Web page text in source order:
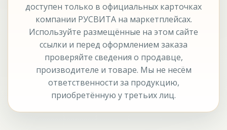
доступен только в официальных карточках
компании РУСВИТА на маркетплейсах.
Используйте размещённые на этом сайте
ссылки и перед оформлением заказа
проверяйте сведения о продавце,
производителе и товаре. Мы не несём
ответственности за продукцию,
приобретённую у третьих лиц.